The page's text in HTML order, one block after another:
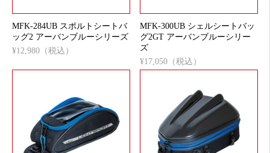
MFK-284UB スポルトシートバ
ッグ2 アーバンブルーシリーズ
¥12,980（税込）
MFK-300UB シェルシートバッ
グ2GT アーバンブルーシリー
ズ
¥17,050（税込）